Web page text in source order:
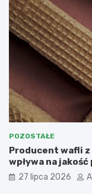
POZOSTAŁE
Producent wafli
wpływa na jakość
27 lipca 2026